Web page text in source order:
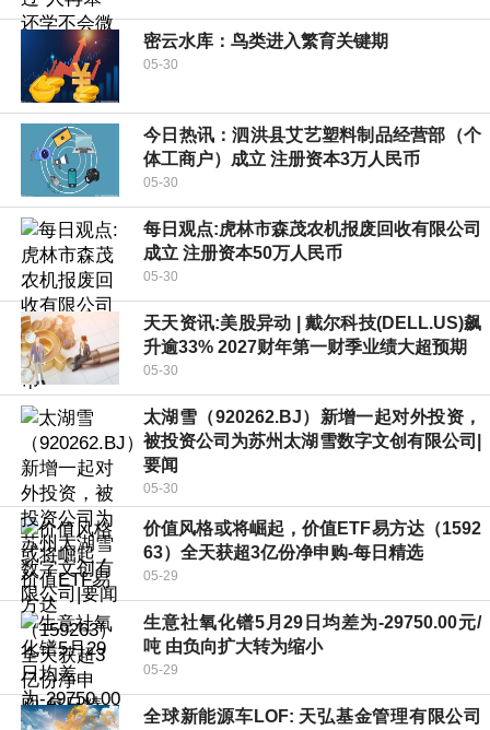
密云水库：鸟类进入繁育关键期
05-30
今日热讯：泗洪县艾艺塑料制品经营部（个
体工商户）成立 注册资本3万人民币
05-30
每日观点:虎林市森茂农机报废回收有限公司
成立 注册资本50万人民币
05-30
天天资讯:美股异动 | 戴尔科技(DELL.US)飙
升逾33% 2027财年第一财季业绩大超预期
05-30
太湖雪（920262.BJ）新增一起对外投资，
被投资公司为苏州太湖雪数字文创有限公司|
要闻
05-30
价值风格或将崛起，价值ETF易方达（1592
63）全天获超3亿份净申购-每日精选
05-29
生意社氧化镨5月29日均差为-29750.00元/
吨 由负向扩大转为缩小
05-29
全球新能源车LOF: 天弘基金管理有限公司